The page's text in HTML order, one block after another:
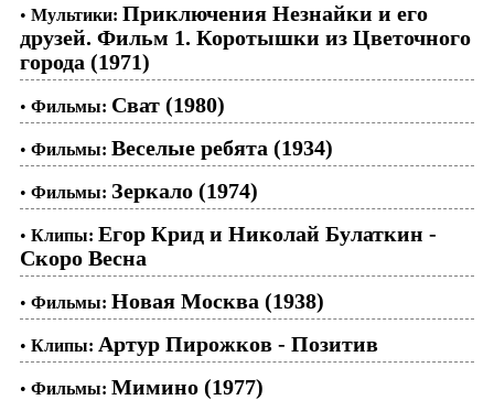
• Мультики: Приключения Незнайки и его
друзей. Фильм 1. Коротышки из Цветочного
города (1971)
• Фильмы: Сват (1980)
• Фильмы: Веселые ребята (1934)
• Фильмы: Зеркало (1974)
• Клипы: Егор Крид и Николай Булаткин -
Скоро Весна
• Фильмы: Новая Москва (1938)
• Клипы: Артур Пирожков - Позитив
• Фильмы: Мимино (1977)